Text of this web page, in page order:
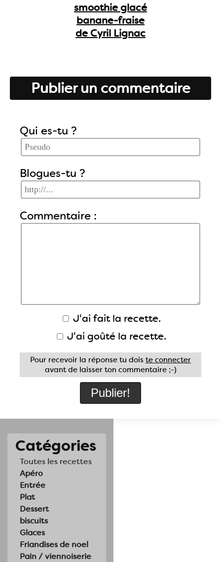
Catégories
Toutes les recettes
Apéro
Entrée
Plat
Dessert
biscuits
Glaces
Friandises de noel
Pain / viennoiserie
smoothie glacé
banane-fraise
de Cyril Lignac
Publier un commentaire
Qui es-tu ?
Blogues-tu ?
Commentaire :
J'ai fait la recette.
J'ai goûté la recette.
Pour recevoir la réponse tu dois te connecter
avant de laisser ton commentaire ;-)